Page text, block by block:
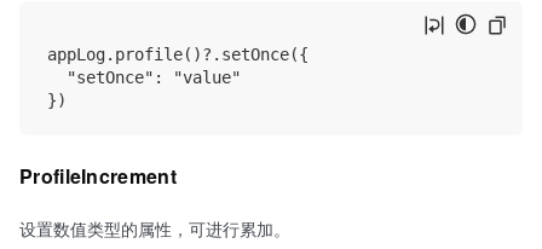
appLog.profile()?.setOnce({
  "setOnce": "value"
ProfileIncrement
设置数值类型的属性，可进行累加。